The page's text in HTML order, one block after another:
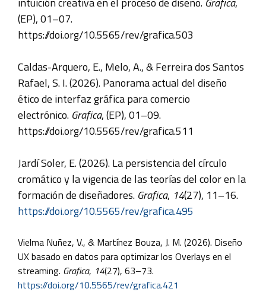
(EP), 01–07.
https://doi.org/10.5565/rev/grafica.503
Caldas-Arquero, E., Melo, A., & Ferreira dos Santos
Rafael, S. I. (2026). Panorama actual del diseño
ético de interfaz gráfica para comercio
electrónico. Grafica, (EP), 01–09.
https://doi.org/10.5565/rev/grafica.511
Jardí Soler, E. (2026). La persistencia del círculo
cromático y la vigencia de las teorías del color en la
formación de diseñadores. Grafica, 14(27), 11–16.
https://doi.org/10.5565/rev/grafica.495
Vielma Nuñez, V., & Martínez Bouza, J. M. (2026). Diseño
UX basado en datos para optimizar los Overlays en el
streaming. Grafica, 14(27), 63–73.
https://doi.org/10.5565/rev/grafica.421